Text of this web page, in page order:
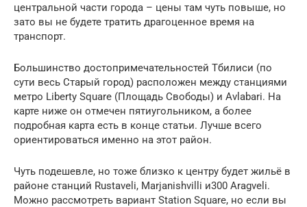
центральной части города – цены там чуть повыше, но
зато вы не будете тратить драгоценное время на
транспорт.
Большинство достопримечательностей Тбилиси (по
сути весь Старый город) расположен между станциями
метро Liberty Square (Площадь Свободы) и Avlabari. На
карте ниже он отмечен пятиугольником, а более
подробная карта есть в конце статьи. Лучше всего
ориентироваться именно на этот район.
Чуть подешевле, но тоже близко к центру будет жильё в
районе станций Rustaveli, Marjanishvilli и300 Aragveli.
Можно рассмотреть вариант Station Square, но если вы